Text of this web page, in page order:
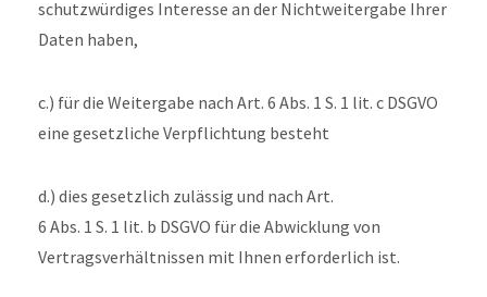
schutzwürdiges Interesse an der Nichtweitergabe Ihrer
Daten haben,
c.) für die Weitergabe nach Art. 6 Abs. 1 S. 1 lit. c DSGVO
eine gesetzliche Verpflichtung besteht
d.) dies gesetzlich zulässig und nach Art.
6 Abs. 1 S. 1 lit. b DSGVO für die Abwicklung von
Vertragsverhältnissen mit Ihnen erforderlich ist.